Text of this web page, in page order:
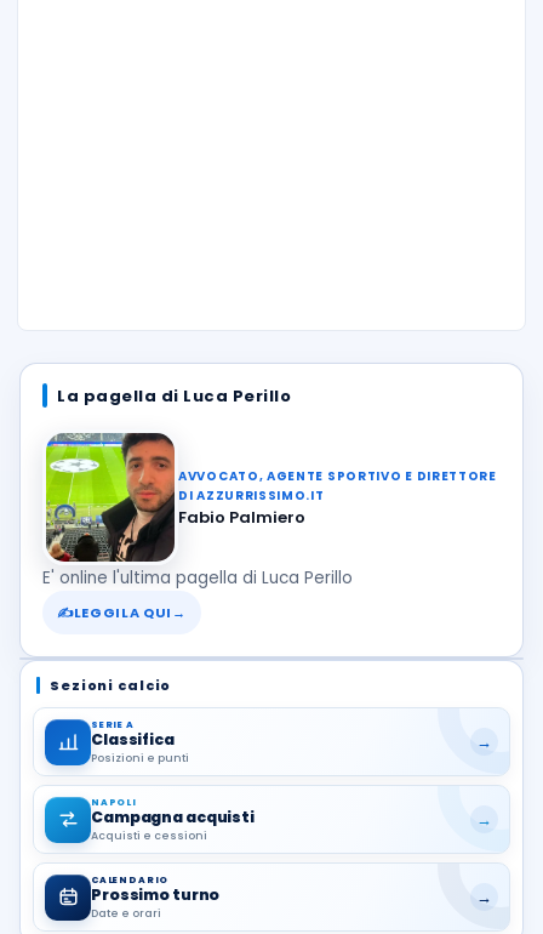
La pagella di Luca Perillo
AVVOCATO, AGENTE SPORTIVO E DIRETTORE
DI AZZURRISSIMO.IT
Fabio Palmiero
E' online l'ultima pagella di Luca Perillo
✍LEGGILA QUI →
Sezioni calcio
SERIE A
Classifica
Posizioni e punti
→
NAPOLI
Campagna acquisti
Acquisti e cessioni
→
CALENDARIO
Prossimo turno
Date e orari
→